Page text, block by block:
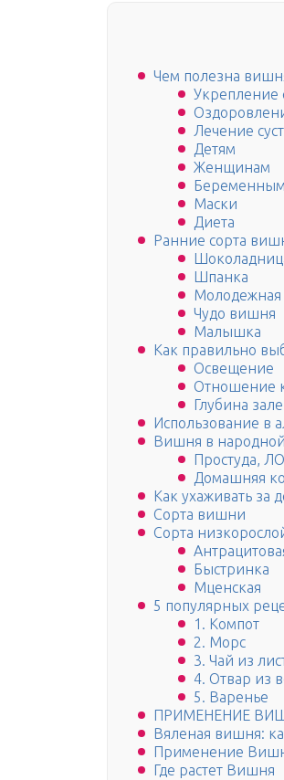
Чем полезна
Укрепление
Лечение
Детям
Женщинам
Маски
Диета
Ранние сорта
Шпанка
Молодежная
Чудо вишня
Малышка
Как правильно
Освещение
Отношение
Глубина
Использование в
Вишня в
Простуда,
Домашняя
Как ухаживать за
Сорта вишни
Сорта
Быстринка
Мценская
5 популярных
1. Компот
2. Морс
3. Чай из
4. Отвар из
5. Варенье
ПРИМЕНЕНИЕ
Вяленая вишня:
Применение
Где растет Вишня